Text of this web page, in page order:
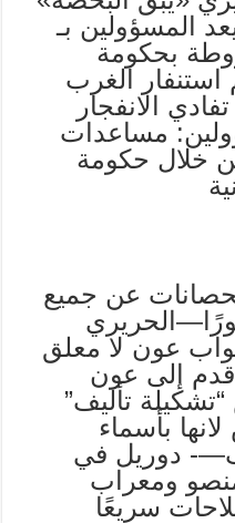
المسؤولين بـ
بحكومة
الغرب
الانفجار
مساعدات
من خلال حكومة
عن جميع
عون لا معلق
إلى عون
تأليف”
بأسماء
دوريل في
ومعراب
سريعًا